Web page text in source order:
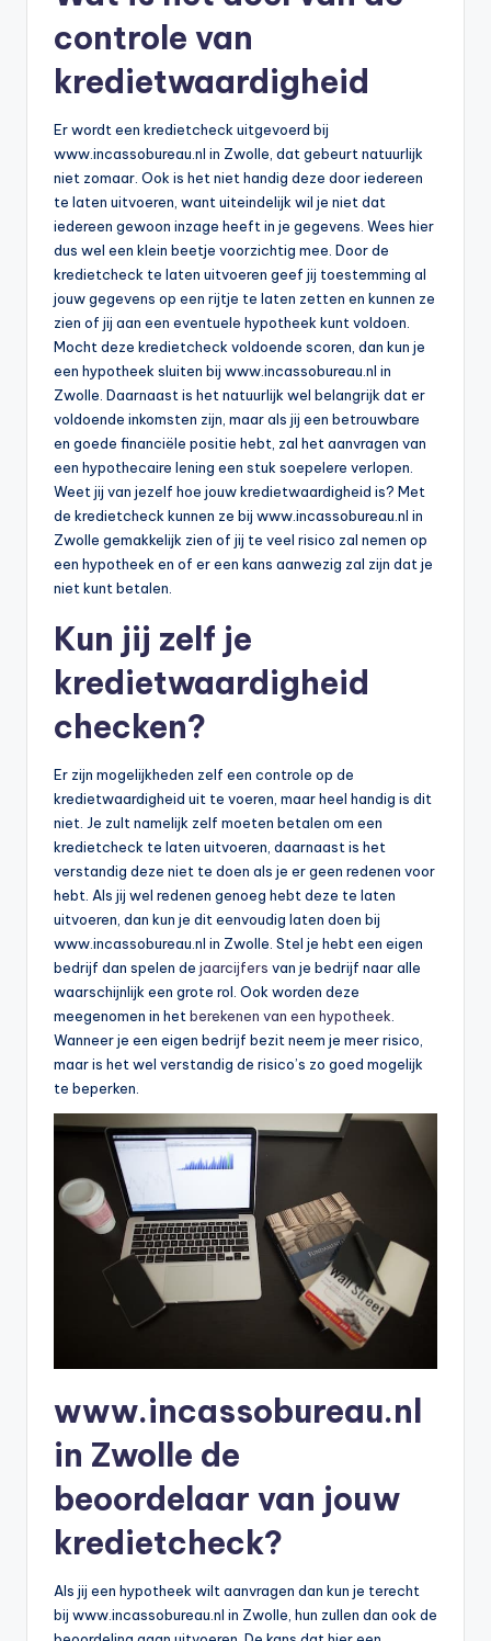
controle van
kredietwaardigheid
Er wordt een kredietcheck uitgevoerd bij
www.incassobureau.nl in Zwolle, dat gebeurt natuurlijk
niet zomaar. Ook is het niet handig deze door iedereen
te laten uitvoeren, want uiteindelijk wil je niet dat
iedereen gewoon inzage heeft in je gegevens. Wees hier
dus wel een klein beetje voorzichtig mee. Door de
kredietcheck te laten uitvoeren geef jij toestemming al
jouw gegevens op een rijtje te laten zetten en kunnen ze
zien of jij aan een eventuele hypotheek kunt voldoen.
Mocht deze kredietcheck voldoende scoren, dan kun je
een hypotheek sluiten bij www.incassobureau.nl in
Zwolle. Daarnaast is het natuurlijk wel belangrijk dat er
voldoende inkomsten zijn, maar als jij een betrouwbare
en goede financiële positie hebt, zal het aanvragen van
een hypothecaire lening een stuk soepelere verlopen.
Weet jij van jezelf hoe jouw kredietwaardigheid is? Met
de kredietcheck kunnen ze bij www.incassobureau.nl in
Zwolle gemakkelijk zien of jij te veel risico zal nemen op
een hypotheek en of er een kans aanwezig zal zijn dat je
niet kunt betalen.
Kun jij zelf je
kredietwaardigheid
checken?
Er zijn mogelijkheden zelf een controle op de
kredietwaardigheid uit te voeren, maar heel handig is dit
niet. Je zult namelijk zelf moeten betalen om een
kredietcheck te laten uitvoeren, daarnaast is het
verstandig deze niet te doen als je er geen redenen voor
hebt. Als jij wel redenen genoeg hebt deze te laten
uitvoeren, dan kun je dit eenvoudig laten doen bij
www.incassobureau.nl in Zwolle. Stel je hebt een eigen
bedrijf dan spelen de jaarcijfers van je bedrijf naar alle
waarschijnlijk een grote rol. Ook worden deze
meegenomen in het berekenen van een hypotheek
Wanneer je een eigen bedrijf bezit neem je meer risico,
maar is het wel verstandig de risico’s zo goed mogelijk
te beperken.
www.incassobureau.nl
in Zwolle de
beoordelaar van jouw
kredietcheck?
Als jij een hypotheek wilt aanvragen dan kun je terecht
bij www.incassobureau.nl in Zwolle, hun zullen dan ook de